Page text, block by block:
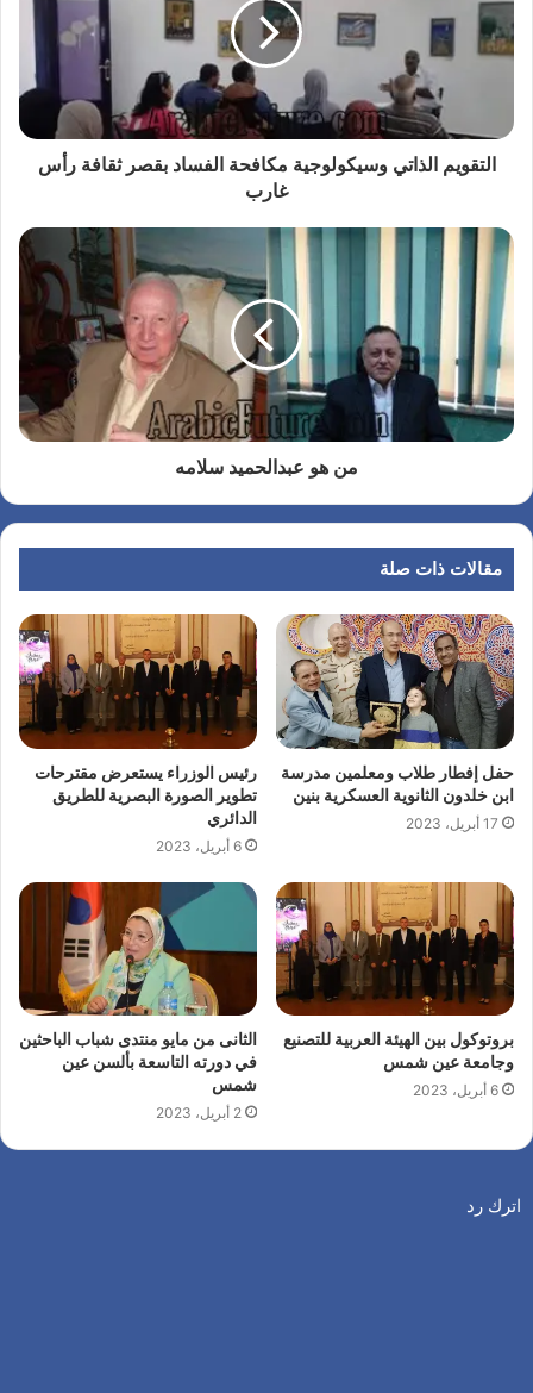
التقويم الذاتي وسيكولوجية مكافحة الفساد بقصر ثقافة رأس
غارب
من هو عبدالحميد سلامه
مقالات ذات صلة
حفل إفطار طلاب ومعلمين مدرسة
ابن خلدون الثانوية العسكرية بنين
17 أبريل، 2023
رئيس الوزراء يستعرض مقترحات
تطوير الصورة البصرية للطريق
الدائري
6 أبريل، 2023
بروتوكول بين الهيئة العربية للتصنيع
وجامعة عين شمس
6 أبريل، 2023
الثانى من مايو منتدى شباب الباحثين
في دورته التاسعة بألسن عين
شمس
2 أبريل، 2023
اترك رد